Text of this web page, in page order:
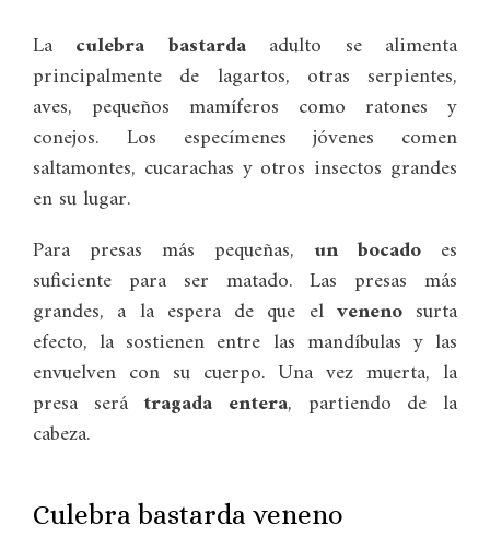
La culebra bastardaadulto se alimenta
principalmente de lagartos, otras serpientes,
aves, pequeños mamíferos como ratones y
conejos. Los especímenes jóvenes comen
saltamontes, cucarachas y otros insectos grandes
en su lugar.
Para presas más pequeñas, un bocado es
suficiente para ser matado. Las presas más
grandes, a la espera de que el venenosurta
efecto, la sostienen entre las mandíbulas y las
envuelven con su cuerpo. Una vez muerta, la
presa serátragada entera, partiendo de la
cabeza.
Culebra bastarda veneno